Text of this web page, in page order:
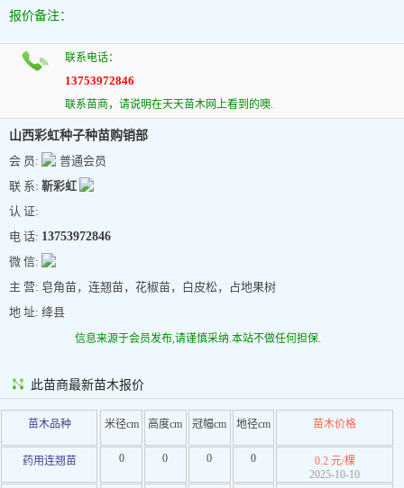
报价备注：
联系电话：
13753972846
联系苗商，请说明在天天苗木网上看到的噢.
山西彩虹种子种苗购销部
会 员:
普通会员
联 系: 靳彩虹
认 证:
电 话: 13753972846
微 信:
主 营: 皂角苗，连翘苗，花椒苗，白皮松，占地果树
地 址: 绛县
信息来源于会员发布,请谨慎采纳.本站不做任何担保.
此苗商最新苗木报价
苗木品种 米径cm 高度cm 冠幅cm 地径cm 苗木价格
药用连翘苗 0 0 0 0
0.2 元/棵
2025-10-10